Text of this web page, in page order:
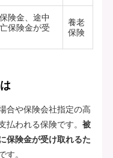
険金、途中
保険金が受
養老
保険
合や保険会社指定の高
払われる保険です。 被
保険金が受け取れるた
す。